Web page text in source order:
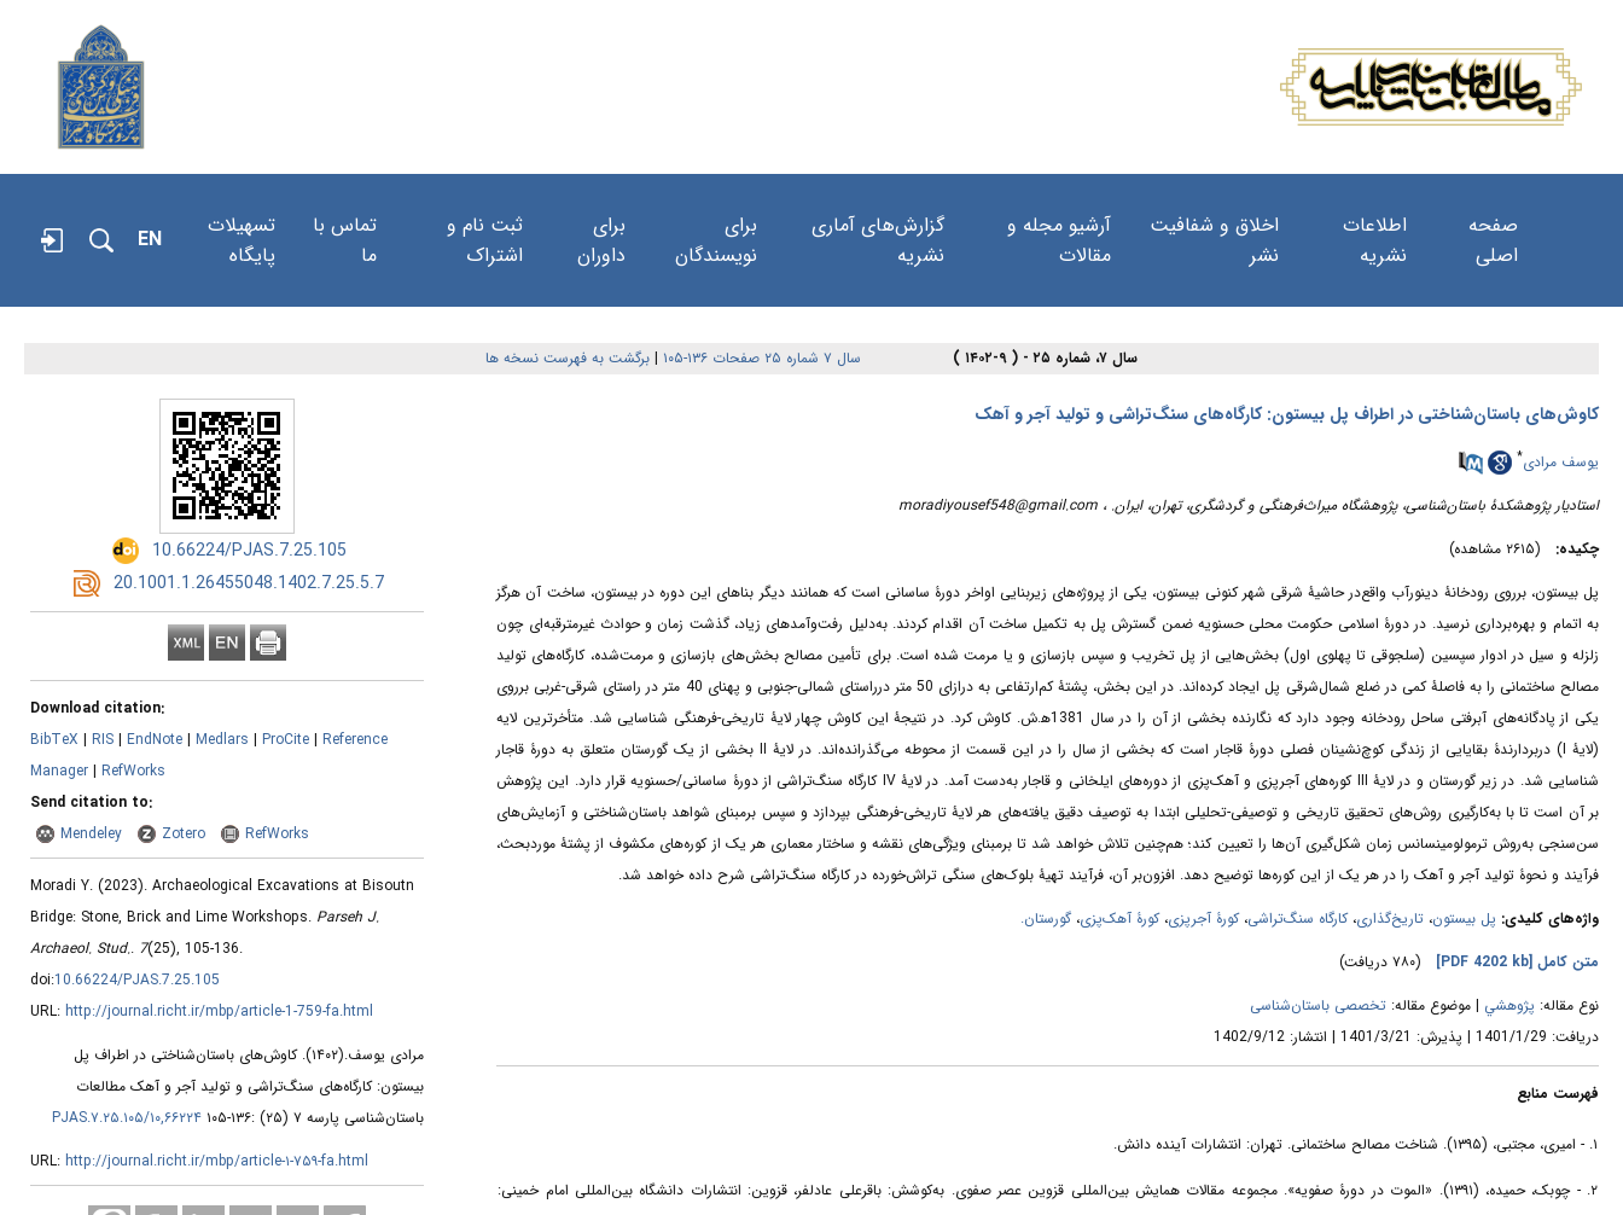
صفحه
اصلی
اطلاعات
نشریه
اخلاق و شفافیت
نشر
آرشیو مجله و
مقالات
گزارش‌های آماری
نشریه
برای
نویسندگان
برای
داوران
ثبت نام و
اشتراک
تماس با
ما
تسهیلات
پایگاه
EN
سال ۷، شماره ۲۵ - ( ۹-۱۴۰۲ ) سال ۷ شماره ۲۵ صفحات ۱۳۶-۱۰۵ | برگشت به فهرست نسخه ها
‎ 10.66224/PJAS.7.25.105
‎ 20.1001.1.26455048.1402.7.25.5.7
Download citation:
BibTeX | RIS | EndNote | Medlars | ProCite | Reference
Manager | RefWorks
Send citation to:
Mendeley
Zotero RefWorks
Moradi Y. (2023). Archaeological Excavations at Bisoutn
Bridge: Stone, Brick and Lime Workshops. Parseh J.
Archaeol. Stud.. 7(25), 105-136.
doi:10.66224/PJAS.7.25.105
URL: http://journal.richt.ir/mbp/article-1-759-fa.html
مرادی یوسف.(۱۴۰۲).
کاوش‌های باستان‌شناختی در اطراف پل
بیستون: کارگاه‌های سنگ‌تراشی و تولید آجر و آهک مطالعات
باستان‌شناسی پارسه ۷ (۲۵) :۱۳۶-۱۰۵
۱۰,۶۶۲۲۴/PJAS.۷.۲۵.۱۰۵
URL: http://journal.richt.ir/mbp/article-۱-۷۵۹-fa.html
کاوش‌های باستان‌شناختی در اطراف پل بیستون: کارگاه‌های سنگ‌تراشی و تولید آجر و آهک
یوسف مرادی*
استادیار پژوهشکدۀ باستان‌شناسی، پژوهشگاه میراث‌فرهنگی و گردشگری، تهران، ایران. ، moradiyousef548@gmail.com
چکیده:
(۲۶۱۵ مشاهده)
پل بیستون، برروی رودخانۀ دینورآب واقع‌در حاشیۀ شرقی شهر کنونی بیستون، یکی از پروژه‌های زیربنایی اواخر دورۀ ساسانی است که همانند دیگر بناهای این دوره در بیستون، ساخت آن هرگز
به اتمام و بهره‌برداری نرسید. در دورۀ اسلامی حکومت محلی حسنویه‌ ضمن گسترش پل به تکمیل ساخت آن اقدام کردند. به‌دلیل رفت‌وآمدهای زیاد، گذشت زمان و حوادث غیرمترقبه‌ای چون
زلزله و سیل در ادوار سپسین (سلجوقی تا پهلوی اول) بخش‌هایی از پل تخریب و سپس بازسازی و یا مرمت شده است. برای تأمین مصالح بخش‌های بازسازی و مرمت‌شده، کارگاه‌های تولید
مصالح ساختمانی را به فاصلۀ کمی در ضلع شمال‌شرقی پل ایجاد کرده‌اند. در این بخش، پشتۀ کم‌ارتفاعی به درازای 50 متر درراستای شمالی-جنوبی و پهنای 40 متر در راستای شرقی-غربی برروی
یکی از پادگانه‌های آبرفتی ساحل رودخانه وجود دارد که نگارنده بخشی از آن را در سال 1381ه‍.ش. کاوش کرد. در نتیجۀ این کاوش چهار لایۀ تاریخی-فرهنگی شناسایی شد. متأخرترین لایه
(لایۀ I) دربردارندۀ بقایایی از زندگی کوچ‌نشینان فصلی دورۀ قاجار است که بخشی از سال را در این قسمت از محوطه می‌گذرانده‌اند. در لایۀ II بخشی از یک گورستان متعلق به دورۀ قاجار
شناسایی شد. در زیر گورستان و در لایۀ III کوره‌های آجرپزی و آهک‌پزی از دوره‌های ایلخانی و قاجار به‌دست آمد. در لایۀ IV کارگاه سنگ‌تراشی از دورۀ ساسانی/حسنویه قرار دارد. این پژوهش
بر آن است تا با به‌کارگیری روش‌های تحقیق تاریخی و توصیفی-تحلیلی ابتدا به توصیف دقیق یافته‌های هر لایۀ تاریخی-فرهنگی بپردازد و سپس برمبنای شواهد باستان‌شناختی و آزمایش‌های
سن‌سنجی به‌روش ترمولومینسانس زمان شکل‌گیری آن‌ها را تعیین کند؛ هم‌چنین تلاش خواهد شد تا برمبنای ویژگی‌های نقشه و ساختار معماری هر یک از کوره‌های مکشوف از پشتۀ موردبحث،
فرآیند و نحوۀ تولید آجر و آهک را در هر یک از این کوره‌ها توضیح دهد. افزون‌بر آن، فرآیند تهیۀ بلوک‌های سنگی تراش‌خورده در کارگاه سنگ‌تراشی شرح داده خواهد شد.
واژه‌های کلیدی: پل بیستون، تاریخ‌گذاری،کارگاه سنگ‌تراشی،کورۀ آجرپزی،کورۀ آهک‌پزی، گورستان.
متن کامل [PDF 4202 kb]
(۷۸۰ دریافت)
نوع مقاله: پژوهشي | موضوع مقاله: تخصصی باستان‌شناسی
دریافت: 1401/1/29 | پذیرش: 1401/3/21 | انتشار: 1402/9/12
فهرست منابع
۱. - امیری، مجتبی، (۱۳۹۵). شناخت مصالح ساختمانی. تهران: انتشارات آینده دانش.
۲. - چوبک، حمیده، (۱۳۹۱). «الموت در دورۀ صفویه». مجموعه مقالات همایش بین‌المللی قزوین عصر صفوی. به‌کوشش: باقرعلی عادلفر، قزوین: انتشارات دانشگاه بین‌المللی امام خمینی: